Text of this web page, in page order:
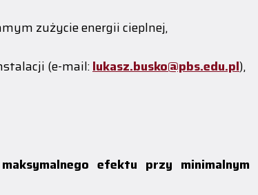
zużycie energii cieplnej,
(e-mail:lukasz.busko@pbs.edu.pl),
efektu przy minimalnym